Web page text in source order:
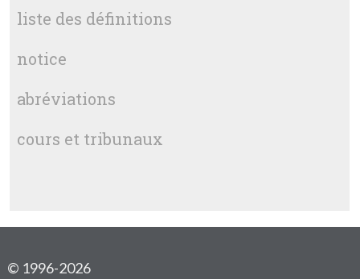
liste des définitions
notice
abréviations
cours et tribunaux
© 1996-2026